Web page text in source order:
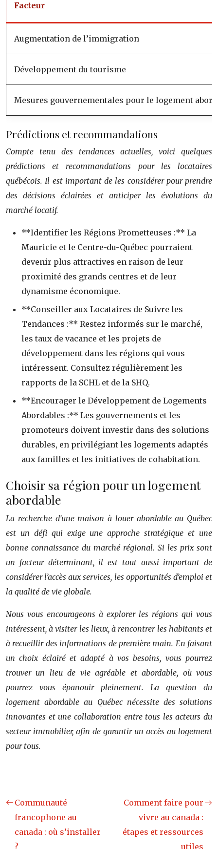
Facteur
Augmentation de l’immigration
Développement du tourisme
Mesures gouvernementales pour le logement
Prédictions et recommandations
Compte tenu des tendances actuelles, voici quelques
prédictions et recommandations pour les locataires
québécois. Il est important de les considérer pour prendre
des décisions éclairées et anticiper les évolutions du
marché locatif.
**Identifier les Régions Prometteuses :** La
Mauricie et le Centre-du-Québec pourraient
devenir plus attractives en raison de leur
proximité des grands centres et de leur
dynamisme économique.
**Conseiller aux Locataires de Suivre les
Tendances :** Restez informés sur le marché,
les taux de vacance et les projets de
développement dans les régions qui vous
intéressent. Consultez régulièrement les
rapports de la SCHL et de la SHQ.
**Encourager le Développement de Logements
Abordables :** Les gouvernements et les
promoteurs doivent investir dans des solutions
durables, en privilégiant les logements adaptés
aux familles et les initiatives de cohabitation.
Choisir sa région pour un logement
abordable
La recherche d’une maison à louer abordable au Québec
est un défi qui exige une approche stratégique et une
bonne connaissance du marché régional. Si les prix sont
un facteur déterminant, il est tout aussi important de
considérer l’accès aux services, les opportunités d’emploi et
la qualité de vie globale.
Nous vous encourageons à explorer les régions qui vous
intéressent, à visiter les lieux, à rencontrer les habitants et
à recueillir des informations de première main. En faisant
un choix éclairé et adapté à vos besoins, vous pourrez
trouver un lieu de vie agréable et abordable, où vous
pourrez vous épanouir pleinement. La question du
logement abordable au Québec nécessite des solutions
innovantes et une collaboration entre tous les acteurs du
secteur immobilier, afin de garantir un accès au logement
pour tous.
Communauté
francophone au
canada : où s’installer
?
Comment faire pour
vivre au canada :
étapes et ressources
utiles